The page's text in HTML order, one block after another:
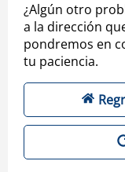
¿Algún otro
a la dirección
pondremos en
tu paciencia.